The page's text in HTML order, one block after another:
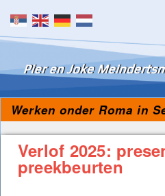
Skip to content
Verlof 2025:
preekbeurten
Werken onder Roma in